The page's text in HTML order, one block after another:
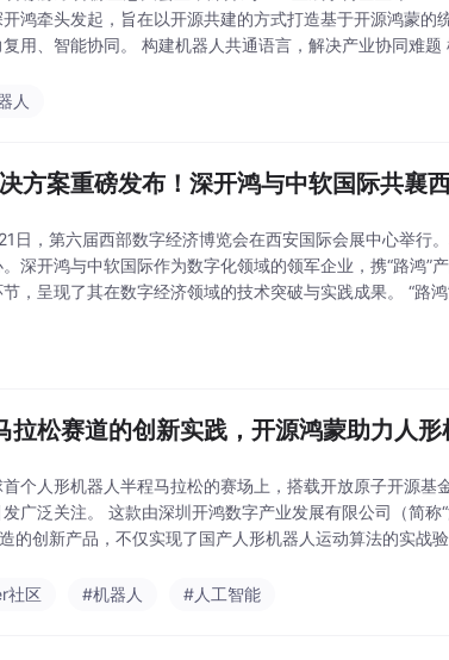
鸿牵头发起，旨在以开源共建的方式打造基于开源鸿蒙
产业协同难题 机器人行业正面临两大关键挑战：一方面，传统
人
方案重磅发布！深开鸿与中软国际共襄
日，第六届西部数字经济博览会在西安国际会展中心举行
深开鸿与中软国际作为数字化领域的领军企业，携“路鸿”
数字经济领域的技术突破与实践成果。 “路鸿”解决方案正式发布，助力西安公路数智升级 在开
拉松赛道的创新实践，开源鸿蒙助力人
个人形机器人半程马拉松的赛场上，搭载开放原子开源基
简称“深开鸿”）与乐聚(深圳)机器人技术有限公司（简
的创新产品，不仅实现了国产人形机器人运动算法的实战
社区
#机器人 #人工智能